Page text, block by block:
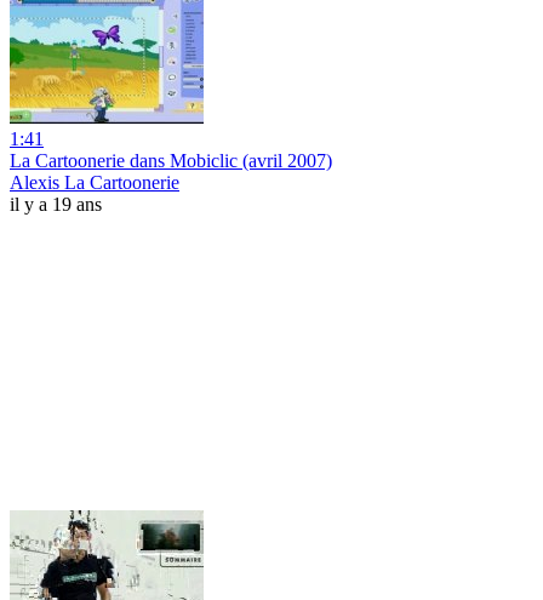
1:41
La Cartoonerie dans Mobiclic (avril 2007)
Alexis La Cartoonerie
il y a 19 ans